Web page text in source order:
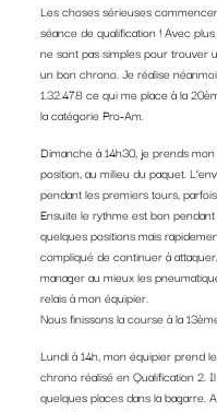
Les choses sérieuses
séance de qualification ! Avec
ne sont pas simples pour trouver
un bon chrono. Je réalise
1.32.478 ce qui me place à la
la catégorie Pro-Am.
Dimanche à 14h30, je prends
position, au milieu du paquet.
pendant les premiers tours,
Ensuite le rythme est bon
quelques positions mais
compliqué de continuer à
manager au mieux les
relais à mon équipier.
Nous finissons la course à la
Lundi à 14h, mon équipier prend
chrono réalisé en Qualification 2.
quelques places dans la bagarre.